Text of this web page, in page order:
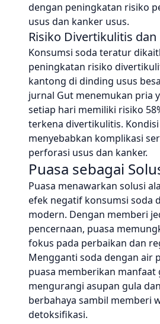
dengan peningkatan risiko
usus dan kanker usus.
Risiko Divertikulitis
Konsumsi soda teratur
peningkatan risiko
kantong di dinding usus
jurnal Gut menemukan pria
setiap hari memiliki risiko
terkena divertikulitis.
menyebabkan komplikasi
perforasi usus dan kanker.
Puasa sebagai
Puasa menawarkan solusi
efek negatif konsumsi soda
modern. Dengan memberi
pencernaan, puasa
fokus pada perbaikan dan
Mengganti soda dengan air
puasa memberikan manfaat
mengurangi asupan gula
berbahaya sambil memberi
detoksifikasi.